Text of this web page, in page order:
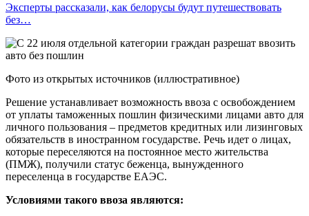
Эксперты рассказали, как белорусы будут путешествовать
без…
Фото из открытых источников (иллюстративное)
Решение устанавливает возможность ввоза с освобождением
от уплаты таможенных пошлин физическими лицами авто для
личного пользования – предметов кредитных или лизинговых
обязательств в иностранном государстве. Речь идет о лицах,
которые переселяются на постоянное место жительства
(ПМЖ), получили статус беженца, вынужденного
переселенца в государстве ЕАЭС.
Условиями такого ввоза являются: